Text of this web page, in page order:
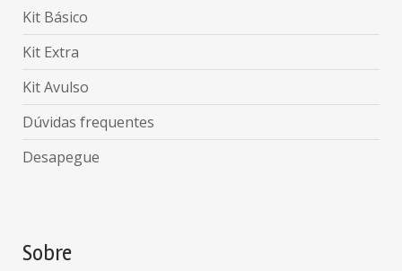
Kit Básico
Kit Extra
Kit Avulso
Dúvidas frequentes
Desapegue
Sobre